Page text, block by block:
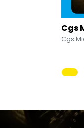
Cgs
Cgs